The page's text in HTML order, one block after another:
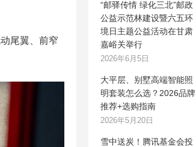
尾翼、前窄
“邮驿传情 绿化三北”邮政
公益示范林建设暨六五环
境日主题公益活动在甘肃
嘉峪关举行
2026年6月5日
大平层、别墅高端智能照
明套装怎么选？2026品牌
推荐+选购指南
2026年5月20日
雪中送炭！腾讯基金会投